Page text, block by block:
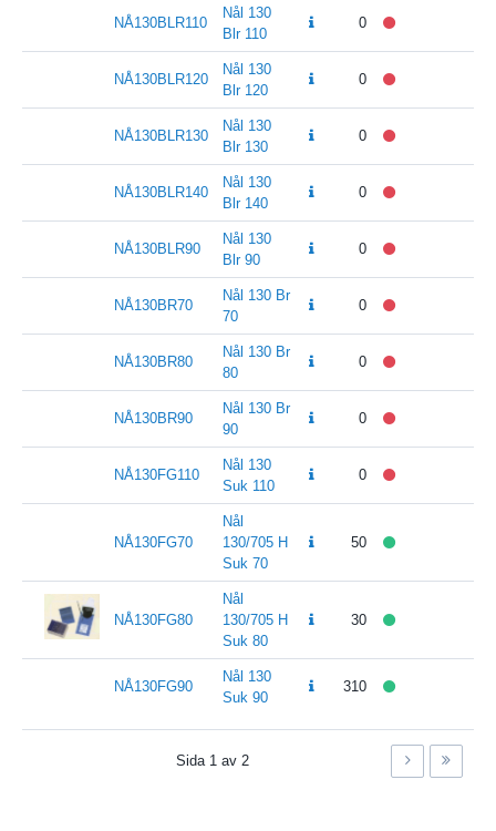
NÅ130BLR110
Nål 130
Blr 110
0
NÅ130BLR120
Nål 130
Blr 120
0
NÅ130BLR130
Nål 130
Blr 130
0
NÅ130BLR140
Nål 130
Blr 140
0
NÅ130BLR90
Nål 130
Blr 90
0
NÅ130BR70
Nål 130 Br
70
0
NÅ130BR80
Nål 130 Br
80
0
NÅ130BR90
Nål 130 Br
90
0
NÅ130FG110
Nål 130
Suk 110
0
NÅ130FG70
Nål
130/705 H
Suk 70
50
NÅ130FG80
Nål
130/705 H
Suk 80
30
NÅ130FG90
Nål 130
Suk 90
310
Sida 1 av 2